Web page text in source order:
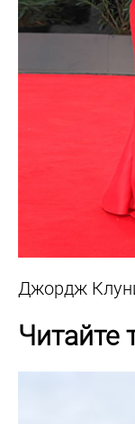
Джордж
Читайте